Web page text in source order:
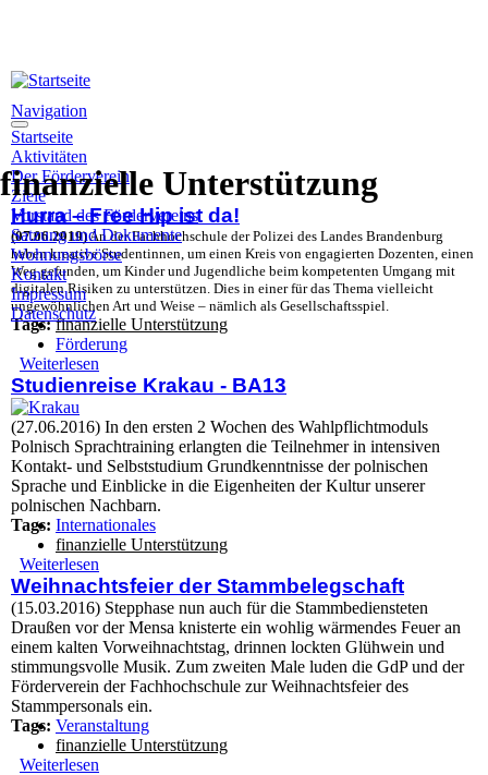
Navigation
Startseite
Aktivitäten
Der Förderverein
Ziele
Vorstand des Fördervereins
Satzung und Dokumente
Wohnungsbörse
Kontakt
Impressum
Datenschutz
finanzielle Unterstützung
Hurra – Free Hip ist da!
(07.06.2019)An der Fachhochschule der Polizei des Landes Brandenburg
haben kreative Studentinnen, um einen Kreis von engagierten Dozenten, einen
Weg gefunden, um Kinder und Jugendliche beim kompetenten Umgang mit
digitalen Risiken zu unterstützen. Dies in einer für das Thema vielleicht
ungewöhnlichen Art und Weise – nämlich als Gesellschaftsspiel.
Tags:finanzielle Unterstützung
Förderung
Weiterlesen
Studienreise Krakau - BA13
(27.06.2016) In den ersten 2 Wochen des Wahlpflichtmoduls
Polnisch Sprachtraining erlangten die Teilnehmer in intensiven
Kontakt- und Selbststudium Grundkenntnisse der polnischen
Sprache und Einblicke in die Eigenheiten der Kultur unserer
polnischen Nachbarn.
Tags: Internationales
finanzielle Unterstützung
Weiterlesen
Weihnachtsfeier der Stammbelegschaft
(15.03.2016) Stepphase nun auch für die Stammbediensteten
Draußen vor der Mensa knisterte ein wohlig wärmendes Feuer an
einem kalten Vorweihnachtstag, drinnen lockten Glühwein und
stimmungsvolle Musik. Zum zweiten Male luden die GdP und der
Förderverein der Fachhochschule zur Weihnachtsfeier des
Stammpersonals ein.
Tags: Veranstaltung
finanzielle Unterstützung
Weiterlesen